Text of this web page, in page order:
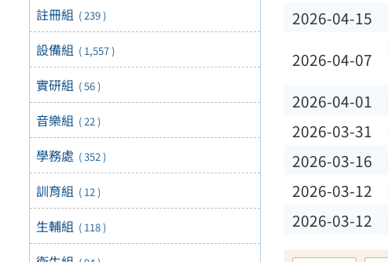
註冊組 ( 239 )
設備組 ( 1,557 )
實研組 ( 56 )
音樂組 ( 22 )
學務處 ( 352 )
訓育組 ( 12 )
生輔組 ( 118 )
2026-04-15
2026-04-07
2026-04-01
2026-03-31
2026-03-16
2026-03-12
2026-03-12